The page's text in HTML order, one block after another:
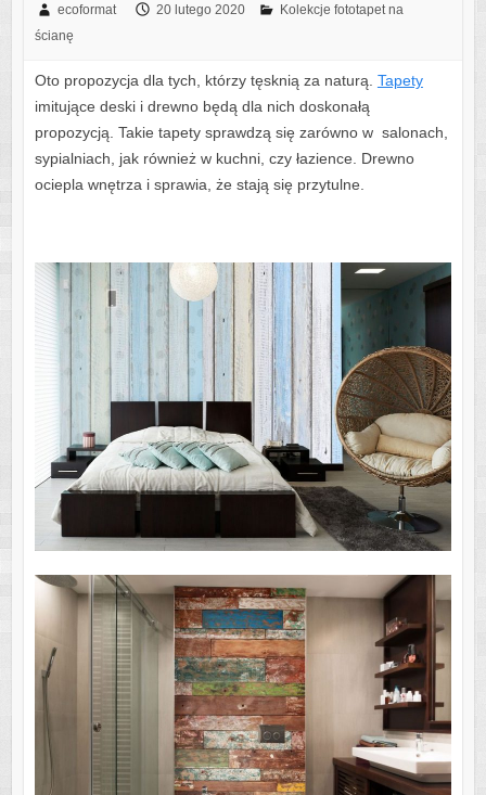
ecoformat 20 lutego 2020
Kolekcje fototapet na
ścianę
Oto propozycja dla tych, którzy tęsknią za naturą. Tapety
imitujące deski i drewno będą dla nich doskonałą
propozycją. Takie tapety sprawdzą się zarówno w salonach,
sypialniach, jak również w kuchni, czy łazience. Drewno
ociepla wnętrza i sprawia, że stają się przytulne.